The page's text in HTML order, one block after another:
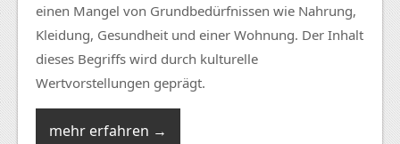
einen Mangel von Grundbedürfnissen wie Nahrung,
Kleidung, Gesundheit und einer Wohnung. Der Inhalt
dieses Begriffs wird durch kulturelle
Wertvorstellungen geprägt.
mehr erfahren →